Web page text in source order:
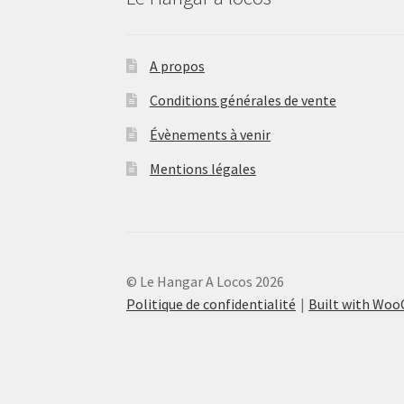
A propos
Conditions générales de vente
Évènements à venir
Mentions légales
© Le Hangar A Locos 2026
Politique de confidentialité
Built with